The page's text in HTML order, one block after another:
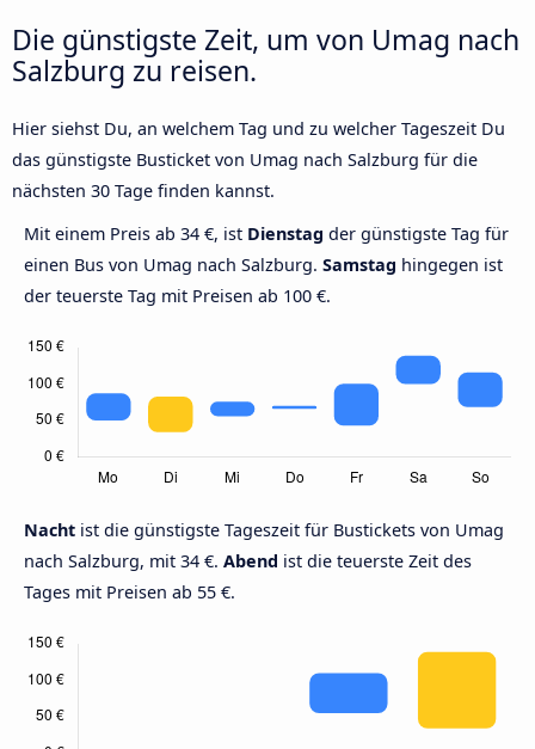
Die günstigste Zeit, um von Umag nach
Salzburg zu reisen.
Hier siehst Du, an welchem Tag und zu welcher Tageszeit Du
das günstigste Busticket von Umag nach Salzburg für die
nächsten 30 Tage finden kannst.
Mit einem Preis ab 34 €, ist Dienstag der günstigste Tag für
einen Bus von Umag nach Salzburg. Samstag hingegen ist
der teuerste Tag mit Preisen ab 100 €.
Nacht ist die günstigste Tageszeit für Bustickets von Umag
nach Salzburg, mit 34 €. Abend ist die teuerste Zeit des
Tages mit Preisen ab 55 €.